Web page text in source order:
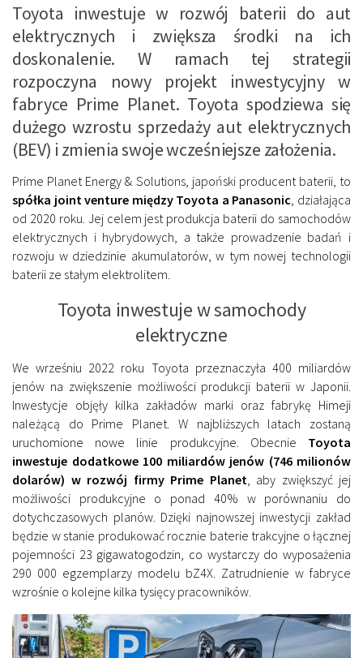
Toyota inwestuje w rozwój baterii do aut
elektrycznych i zwiększa środki na ich
doskonalenie. W ramach tej strategii
rozpoczyna nowy projekt inwestycyjny w
fabryce Prime Planet. Toyota spodziewa się
dużego wzrostu sprzedaży aut elektrycznych
(BEV) i zmienia swoje wcześniejsze założenia.
Prime Planet Energy & Solutions, japoński producent baterii, to
spółka joint venture między Toyota a Panasonic , działająca
od 2020 roku. Jej celem jest produkcja baterii do samochodów
elektrycznych i hybrydowych, a także prowadzenie badań i
rozwoju w dziedzinie akumulatorów, w tym nowej technologii
baterii ze stałym elektrolitem.
Toyota inwestuje w samochody
elektryczne
We wrześniu 2022 roku Toyota przeznaczyła 400 miliardów
jenów na zwiększenie możliwości produkcji baterii w Japonii.
Inwestycje objęły kilka zakładów marki oraz fabrykę Himeji
należącą do Prime Planet. W najbliższych latach zostaną
uruchomione nowe linie produkcyjne. Obecnie Toyota
inwestuje dodatkowe 100 miliardów jenów (746 milionów
dolarów) w rozwój firmy Prime Planet , aby zwiększyć jej
możliwości produkcyjne o ponad 40% w porównaniu do
dotychczasowych planów. Dzięki najnowszej inwestycji zakład
będzie w stanie produkować rocznie baterie trakcyjne o łącznej
pojemności 23 gigawatogodzin, co wystarczy do wyposażenia
290 000 egzemplarzy modelu bZ4X. Zatrudnienie w fabryce
wzrośnie o kolejne kilka tysięcy pracowników.